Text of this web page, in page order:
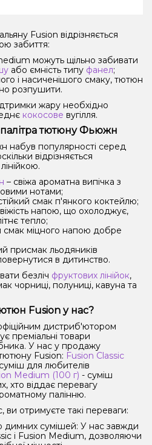
Fusion відрізняється
забиття:
можуть щільно забивати
або ємність типу фанел;
і насиченішого смаку, тютюн
розпушити.
жару необхідно
кокосове вугілля.
тютюну Фьюжн
набув популярності серед
відрізняється
– свіжа ароматна випічка з
нотами;
смак п'янкого коктейлю;
напою, що охолоджує,
тепло;
смак міцного напою добре
присмак льодяників
в дитинство.
безліч фруктових лінійок,
чорниці, полуниці, кавуна та
Fusion у нас?
дистриб'ютором
преміальні товари
У нас у продажу
тютюну Fusion: Fusion Classic
для любителів
Medium (100 г) - суміш
хто віддає перевагу
палінню.
отримуєте такі переваги:
димних сумішей: У нас завжди
і Fusion Medium, дозволяючи